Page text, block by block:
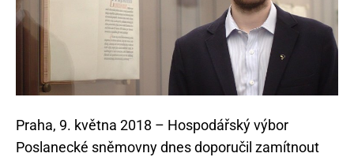
Praha, 9. května 2018 – Hospodářský výbor
Poslanecké sněmovny dnes doporučil zamítnout